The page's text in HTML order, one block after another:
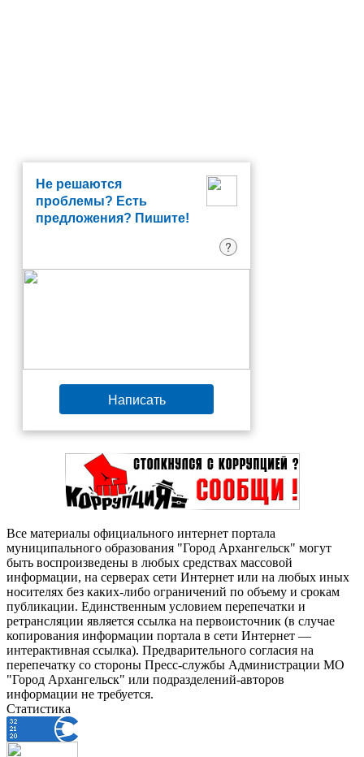
Не решаются
проблемы? Есть
предложения? Пишите!
?
Написать
Все материалы официального интернет портала
муниципального образования "Город Архангельск" могут
быть воспроизведены в любых средствах массовой
информации, на серверах сети Интернет или на любых иных
носителях без каких-либо ограничений по объему и срокам
публикации. Единственным условием перепечатки и
ретрансляции является ссылка на первоисточник (в случае
копирования информации портала в сети Интернет —
интерактивная ссылка). Предварительного согласия на
перепечатку со стороны Пресс-службы Администрации МО
"Город Архангельск" или подразделений-авторов
информации не требуется.
Статистика